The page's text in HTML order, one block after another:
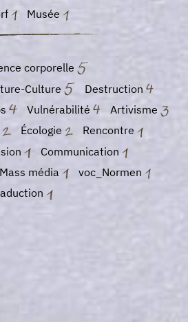
Musée
corporelle
Culture
Destruction
Vulnérabilité
Artivisme
Écologie
Rencontre
Communication
Mass média
voc_Normen